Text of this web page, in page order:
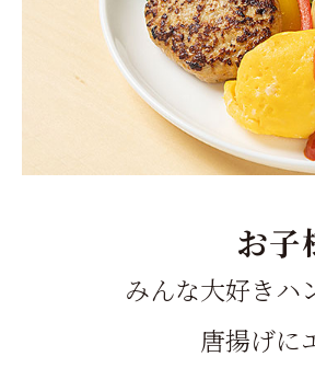
お子
みんな大好きハ
唐揚げに